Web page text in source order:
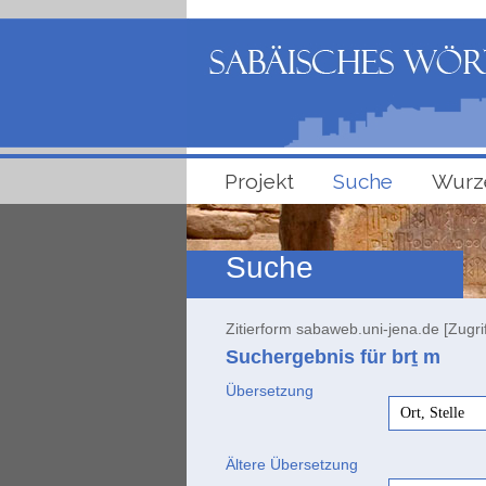
Projekt Suche
Suche
Zitierform sabaweb.uni-jena.de
Suchergebnis für brṯ m
Übersetzung
Ort, Stelle
Ältere Übersetzung